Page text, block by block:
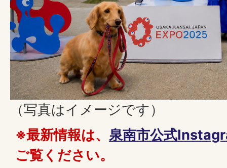
（写真はイメージです）
※最新情報は、 泉南市公式
ご覧ください。